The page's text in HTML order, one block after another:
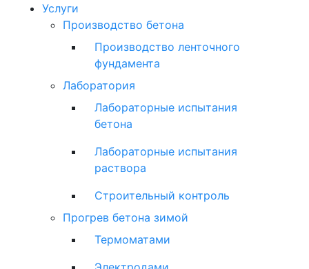
Услуги
Производство бетона
Производство ленточного
фундамента
Лаборатория
Лабораторные испытания
бетона
Лабораторные испытания
раствора
Строительный контроль
Прогрев бетона зимой
Термоматами